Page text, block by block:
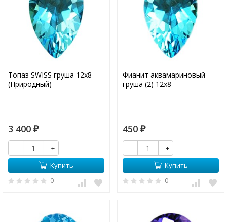
Топаз SWISS груша 12х8
(Природный)
3 400 ₽
-
+
Купить
0
Фианит аквамариновый
груша (2) 12х8
450 ₽
-
+
Купить
0